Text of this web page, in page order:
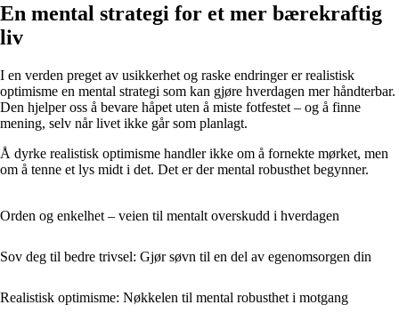
En mental strategi for et mer bærekraftig
liv
I en verden preget av usikkerhet og raske endringer er realistisk
optimisme en mental strategi som kan gjøre hverdagen mer håndterbar.
Den hjelper oss å bevare håpet uten å miste fotfestet – og å finne
mening, selv når livet ikke går som planlagt.
Å dyrke realistisk optimisme handler ikke om å fornekte mørket, men
om å tenne et lys midt i det. Det er der mental robusthet begynner.
Orden og enkelhet – veien til mentalt overskudd i hverdagen
Sov deg til bedre trivsel: Gjør søvn til en del av egenomsorgen din
Realistisk optimisme: Nøkkelen til mental robusthet i motgang